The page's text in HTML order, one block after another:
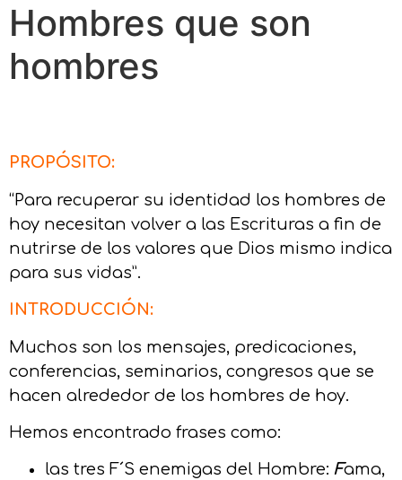
Hombres que son
hombres
PROPÓSITO:
“Para recuperar su identidad los hombres de
hoy necesitan volver a las Escrituras a fin de
nutrirse de los valores que Dios mismo indica
para sus vidas”.
INTRODUCCIÓN:
Muchos son los mensajes, predicaciones,
conferencias, seminarios, congresos que se
hacen alrededor de los hombres de hoy.
Hemos encontrado frases como:
las tres F´S enemigas del Hombre: Fama,